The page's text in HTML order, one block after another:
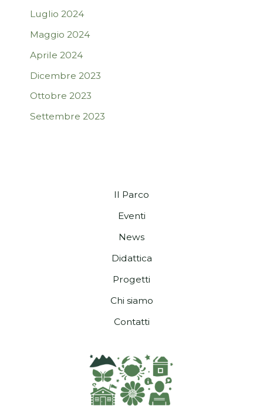
Luglio 2024
Maggio 2024
Aprile 2024
Dicembre 2023
Ottobre 2023
Settembre 2023
Il Parco
Eventi
News
Didattica
Progetti
Chi siamo
Contatti